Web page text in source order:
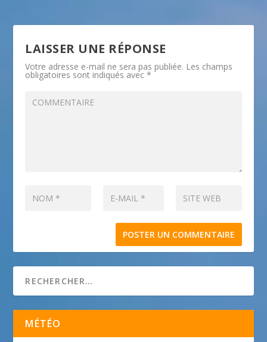
LAISSER UNE RÉPONSE
Votre adresse e-mail ne sera pas publiée. Les champs
obligatoires sont indiqués avec*
MÉTÉO